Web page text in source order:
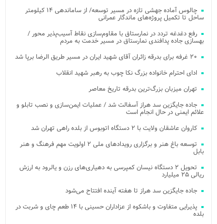
چالوس آماده جهشی تازه در مسیر توسعه/ از ساماندهی ۱۴ کیلومتر
ساحل تا تکمیل پروژه‌های ماندگار عمرانی
رفع دغدغه تردد در نمارستاق با مقاوم‌سازی نقاط آسیب‌پذیر محور /
بهسازی جاده پدافندی نمارستاق در مسیر خدمت به مردم
۲۰ غرفه برای بدرقه زائران آقای شهید ایران در مسیر طریق الرضا برپا شد
ادای احترام خانواده بزرگ نکا چوب به رهبر شهید انقلاب
تهران میزبان بزرگ‌ترین بدرقه تاریخ معاصر
جاده جایگزین سد هراز آسفالت شد / عملیات ایمن‌سازی و نصب تابلو و
علائم ایمنی در حال انجام است
کاروان عاشقان ولایت با ۲ دستگاه اتوبوس از بلده راهی تهران شد
توسعه باغ هنر و برگزاری رویدادهای ملی ۲ اولویت مهم فرهنگ و هنر
بابل
تحویل ۲ دستگاه نیسان کمپرسی به دهیاری‌های رزن و یالرود به ارزش
ریالی ۲۵ میلیارد
جاده جایگزین سد هراز تا هفته آینده افتتاح می‌شود
پذیرایی متفاوت و باشکوه از عزاداران حسینی با ۱۴ طعم چای و شربت در
بلده